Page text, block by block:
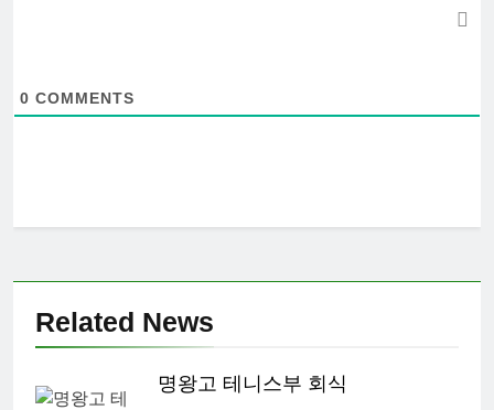
0 COMMENTS
Related News
명왕고 테니스부 회식